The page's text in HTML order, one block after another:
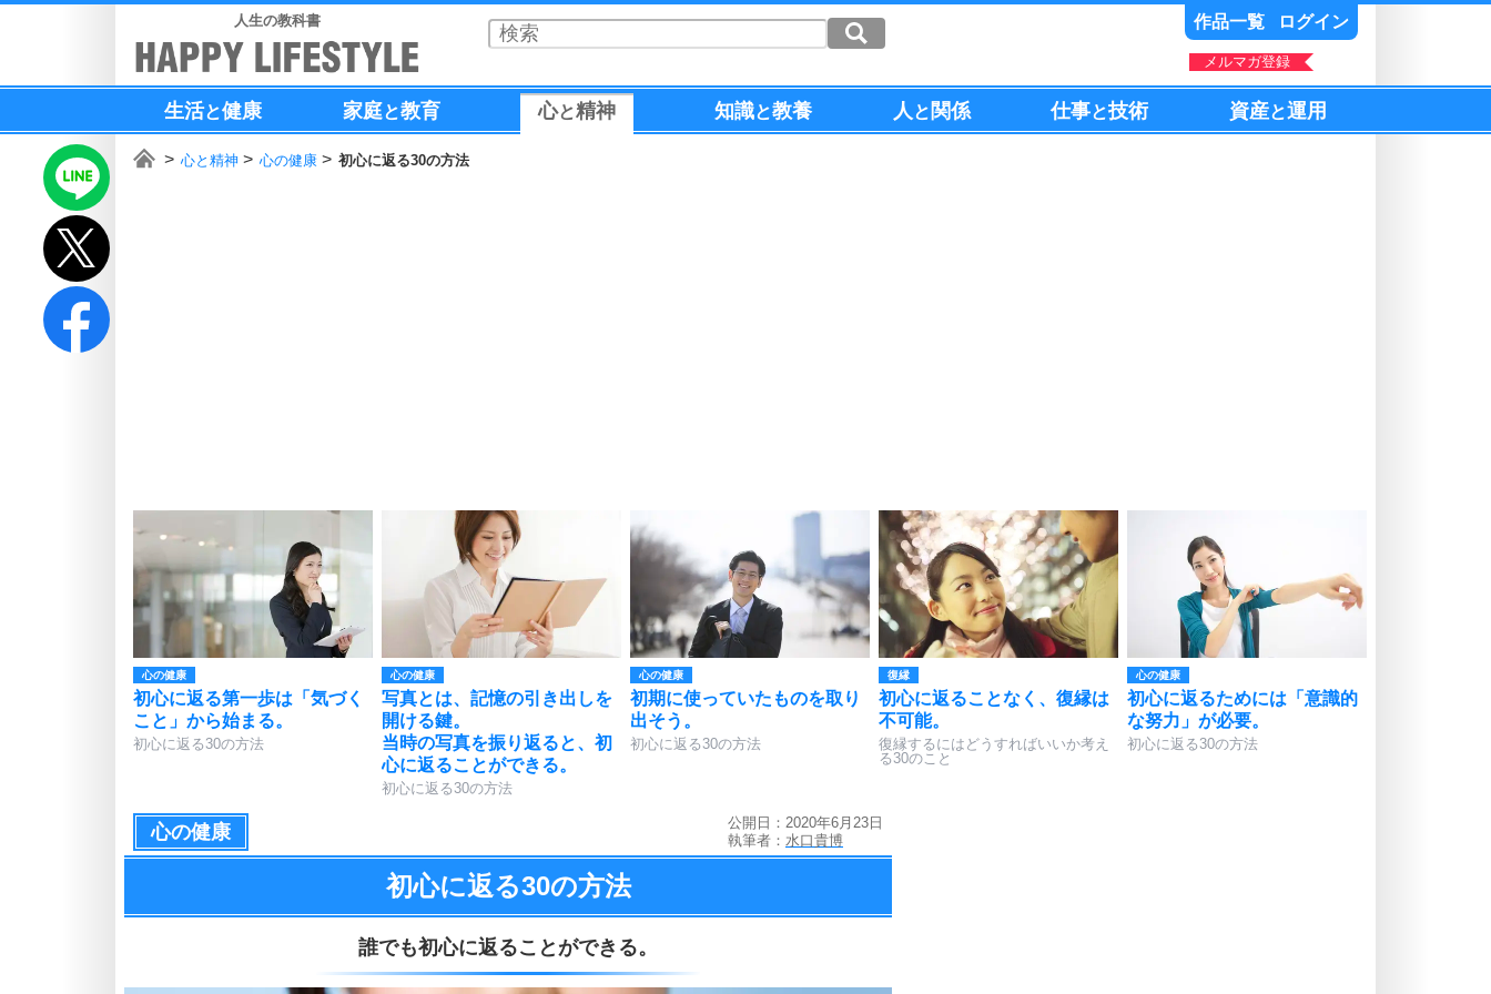
人生の教科書 作品一覧 ログイン
メルマガ登録
生活と健康 家庭と教育 心と精神 知識と教養 人と 関係 仕事と技術 資産と運用
心と精神 心の健康 初心に返る30の方法
心の健康
初心に返る第一歩は「気づく
こと」から始まる。
初心に返る30の方法
心の健康
写真とは、記憶の引き出しを
開ける鍵。
当時の写真を振り返ると、初
心に返ることができる。
初心に返る30の方法
心の健康
初期に使っていたものを取り
出そう。
初心に返る30の方法
復縁
初心に返ることなく、復縁は
不可能。
復縁するにはどうすればいいか考え
る30のこと
心の健康
初心に返るためには「意識的
な努力」が必要。
初心に返る30の方法
心の健康
公開日：2020年6月23日
執筆者： 水口貴博
初心に返る30の方法
誰でも初心に返ることができる。